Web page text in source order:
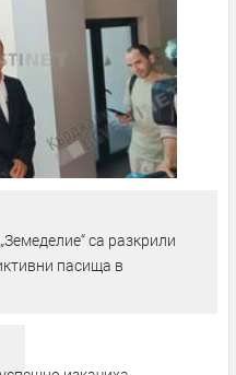
са разкрили
пасища в